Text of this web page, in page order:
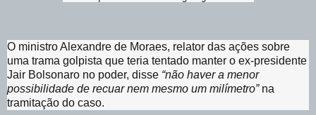
O ministro Alexandre de Moraes, relator das ações sobre
uma trama golpista que teria tentado manter o ex-presidente
Jair Bolsonaro no poder, disse “não haver a menor
possibilidade de recuar nem mesmo um milímetro”na
tramitação do caso.